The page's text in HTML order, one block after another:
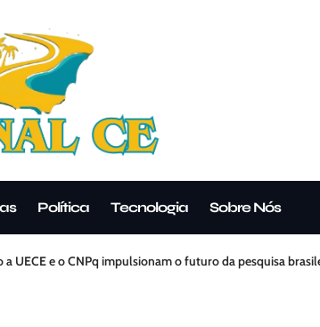
Política Tecnologia Sobre Nós
a UECE e o CNPq impulsionam o futuro da pesquisa